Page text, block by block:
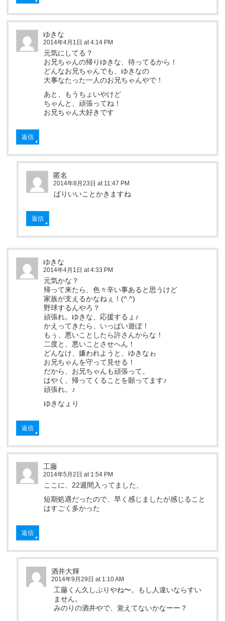
ゆきな
2014年4月1日 at 4:14 PM
元気にしてる？
お兄ちゃんの帰りゆきな、待ってるから！
どんなお兄ちゃんでも、ゆきなの
大事なたった一人のお兄ちゃんやで！
あと、もうちょいやけど
ちゃんと、頑張ってね！
お兄ちゃん大好きです
返信
匿名
2014年8月23日 at 11:47 PM
ばりいいことかきますね
返信
ゆきな
2014年4月1日 at 4:33 PM
元気かな？
帰って来たら、色々辛い事あると思うけど
家族が支えるかなねぇ！(^.^)
野球するんやろ？
頑張れ。ゆきな、応援するょ♪
かえってきたら、いっぱい遊ぼ！
もぅ、悪いことしたら許さんからな！
二度と、悪いことさせへん！
どんなけ、嫌われようと、ゆきなゎ
お兄ちゃんを守って見せる！
だから、お兄ちゃんも頑張って。
はやく、帰ってくることを願ってます♪
頑張れ。♪
ゆきなょり
返信
工藤
2014年5月2日 at 1:54 PM
ここに、22週間入ってました、
短期処遇だったので、早く感じましたが感じること
はすごく多かった
返信
酒井大輝
2014年9月29日 at 1:10 AM
工藤くん久しぶりやね〜。もし人違いならすい
ません。
みのりの酒井やで、覚えてないかなーー？